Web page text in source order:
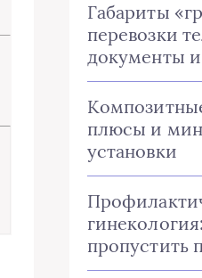
Габариты
перевозки
документы
плюсы и
установки
пропустить